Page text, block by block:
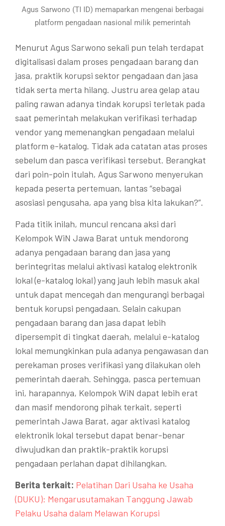
Agus Sarwono (TI ID) memaparkan mengenai berbagai
platform pengadaan nasional milik pemerintah
Menurut Agus Sarwono sekali pun telah terdapat
digitalisasi dalam proses pengadaan barang dan
jasa, praktik korupsi sektor pengadaan dan jasa
tidak serta merta hilang. Justru area gelap atau
paling rawan adanya tindak korupsi terletak pada
saat pemerintah melakukan verifikasi terhadap
vendor yang memenangkan pengadaan melalui
platform e-katalog. Tidak ada catatan atas proses
sebelum dan pasca verifikasi tersebut. Berangkat
dari poin-poin itulah, Agus Sarwono menyerukan
kepada peserta pertemuan, lantas “sebagai
asosiasi pengusaha, apa yang bisa kita lakukan?”.
Pada titik inilah, muncul rencana aksi dari
Kelompok WiN Jawa Barat untuk mendorong
adanya pengadaan barang dan jasa yang
berintegritas melalui aktivasi katalog elektronik
lokal (e-katalog lokal) yang jauh lebih masuk akal
untuk dapat mencegah dan mengurangi berbagai
bentuk korupsi pengadaan. Selain cakupan
pengadaan barang dan jasa dapat lebih
dipersempit di tingkat daerah, melalui e-katalog
lokal memungkinkan pula adanya pengawasan dan
perekaman proses verifikasi yang dilakukan oleh
pemerintah daerah. Sehingga, pasca pertemuan
ini, harapannya, Kelompok WiN dapat lebih erat
dan masif mendorong pihak terkait, seperti
pemerintah Jawa Barat, agar aktivasi katalog
elektronik lokal tersebut dapat benar-benar
diwujudkan dan praktik-praktik korupsi
pengadaan perlahan dapat dihilangkan.
Berita terkait: Pelatihan Dari Usaha ke Usaha
(DUKU): Mengarusutamakan Tanggung Jawab
Pelaku Usaha dalam Melawan Korupsi